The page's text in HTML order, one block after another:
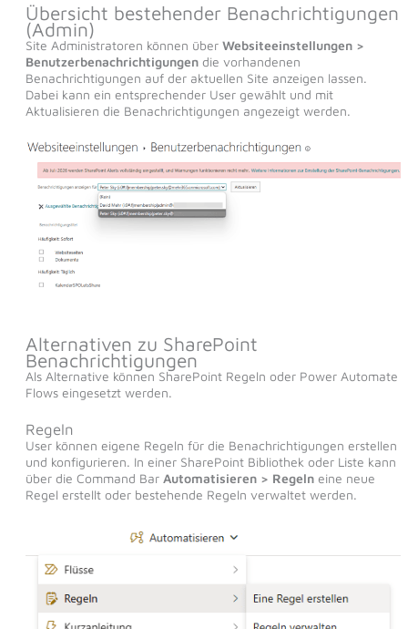
Übersicht bestehender Benachrichtigungen
(Admin)
Site Administratoren können über Websiteeinstellungen >
Benutzerbenachrichtigungendie vorhandenen
Benachrichtigungen auf der aktuellen Site anzeigen lassen.
Dabei kann ein entsprechender User gewählt und mit
Aktualisieren die Benachrichtigungen angezeigt werden.
Alternativen zu SharePoint
Benachrichtigungen
Als Alternative können SharePoint Regeln oder Power Automate
Flows eingesetzt werden.
Regeln
User können eigene Regeln für die Benachrichtigungen erstellen
und konfigurieren. In einer SharePoint Bibliothek oder Liste kann
über die Command Bar Automatisieren > Regeln eine neue
Regel erstellt oder bestehende Regeln verwaltet werden.